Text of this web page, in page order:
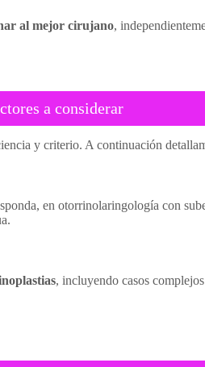
al mejor cirujano,
a considerar
y criterio. A continuación
en otorrinolaringología con
, incluyendo casos